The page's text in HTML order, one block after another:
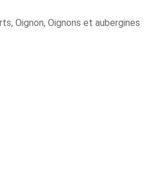
Oignon, Oignons et aubergines